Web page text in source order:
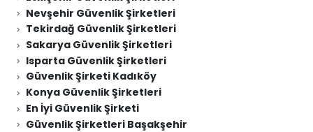
Nevşehir Güvenlik Şirketleri
Tekirdağ Güvenlik Şirketleri
Sakarya Güvenlik Şirketleri
Isparta Güvenlik Şirketleri
Güvenlik Şirketi Kadıköy
Konya Güvenlik Şirketleri
En İyi Güvenlik Şirketi
Güvenlik Şirketleri Başakşehir